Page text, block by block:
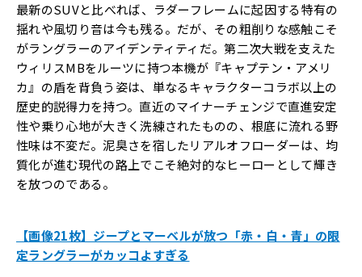
最新のSUVと比べれば、ラダーフレームに起因する特有の
揺れや風切り音は今も残る。だが、その粗削りな感触こそ
がラングラーのアイデンティティだ。第二次大戦を支えた
ウィリスMBをルーツに持つ本機が『キャプテン・アメリ
カ』の盾を背負う姿は、単なるキャラクターコラボ以上の
歴史的説得力を持つ。直近のマイナーチェンジで直進安定
性や乗り心地が大きく洗練されたものの、根底に流れる野
性味は不変だ。泥臭さを宿したリアルオフローダーは、均
質化が進む現代の路上でこそ絶対的なヒーローとして輝き
を放つのである。
【画像21枚】ジープとマーベルが放つ「赤・白・青」の限
定ラングラーがカッコよすぎる